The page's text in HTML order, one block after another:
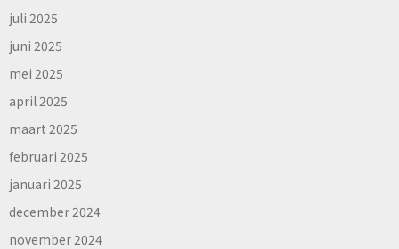
juli 2025
juni 2025
mei 2025
april 2025
maart 2025
februari 2025
januari 2025
december 2024
november 2024